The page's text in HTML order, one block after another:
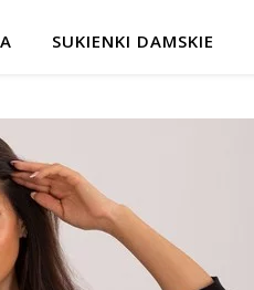
SUKIENKI DAMSKIE